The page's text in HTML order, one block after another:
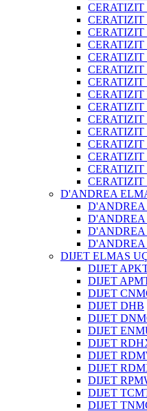
CERATIZIT
CERATIZIT
CERATIZIT
CERATIZIT
CERATIZIT
CERATIZIT
CERATIZIT
CERATIZIT
CERATIZIT
D'ANDREA
D'ANDREA
D'ANDREA
D'ANDREA
D'ANDREA
DIJET ELMAS
DIJET
DIJET
DIJET
DIJET DHB
DIJET
DIJET
DIJET
DIJET
DIJET
DIJET
DIJET
DIJET